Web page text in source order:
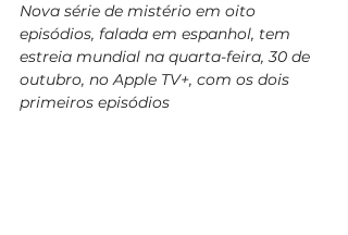
Nova série de mistério em oito
episódios, falada em espanhol, tem
estreia mundial na quarta-feira, 30 de
outubro, no Apple TV+, com os dois
primeiros episódios